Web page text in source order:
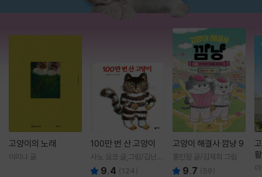
고양이의 노래
이미나 글
100만 번 산 고양이
사노 요코 글,그림/김난주
역 9.4 (124)
고양이 해결사 깜냥 9
홍민정 글/김재희 그림
9.7 (59)